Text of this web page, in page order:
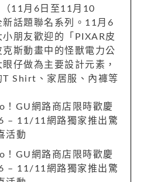
（11月6日至11月10
新話題聯名系列。11月6
朋友歡迎的「PIXAR皮
斯動畫中的怪獸電力公
仔做為主要設計元素，
T Shirt、家居服、內褲等